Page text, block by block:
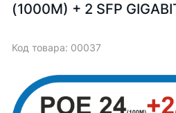
(1000M) + 2 SFP
Код товара: 00037